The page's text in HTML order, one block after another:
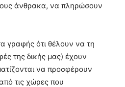
άνθρακα, να πληρώσουν
γραφής ότι θέλουν να τη
της δικής μας) έχουν
να προσφέρουν
τις χώρες που